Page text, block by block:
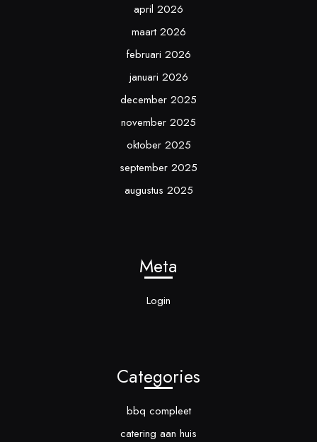
april 2026
maart 2026
februari 2026
januari 2026
december 2025
november 2025
oktober 2025
september 2025
augustus 2025
Meta
Login
Categories
bbq compleet
catering aan huis